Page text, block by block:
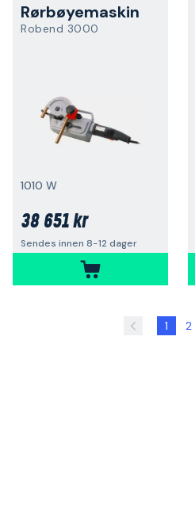
Rørbøyemaskin
Robend 3000
1010 W
38 651 kr
Sendes innen 8-12 dager
1 2